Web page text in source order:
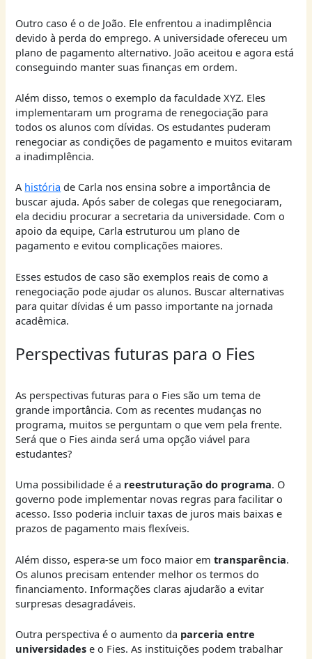
Outro caso é o de João. Ele enfrentou a inadimplência
devido à perda do emprego. A universidade ofereceu um
plano de pagamento alternativo. João aceitou e agora está
conseguindo manter suas finanças em ordem.
Além disso, temos o exemplo da faculdade XYZ. Eles
implementaram um programa de renegociação para
todos os alunos com dívidas. Os estudantes puderam
renegociar as condições de pagamento e muitos evitaram
a inadimplência.
A história de Carla nos ensina sobre a importância de
buscar ajuda. Após saber de colegas que renegociaram,
ela decidiu procurar a secretaria da universidade. Com o
apoio da equipe, Carla estruturou um plano de
pagamento e evitou complicações maiores.
Esses estudos de caso são exemplos reais de como a
renegociação pode ajudar os alunos. Buscar alternativas
para quitar dívidas é um passo importante na jornada
acadêmica.
Perspectivas futuras para o Fies
As perspectivas futuras para o Fies são um tema de
grande importância. Com as recentes mudanças no
programa, muitos se perguntam o que vem pela frente.
Será que o Fies ainda será uma opção viável para
estudantes?
Uma possibilidade é a reestruturação do programa. O
governo pode implementar novas regras para facilitar o
acesso. Isso poderia incluir taxas de juros mais baixas e
prazos de pagamento mais flexíveis.
Além disso, espera-se um foco maior emtransparência.
Os alunos precisam entender melhor os termos do
financiamento. Informações claras ajudarão a evitar
surpresas desagradáveis.
Outra perspectiva é o aumento da parceria entre
universidades e o Fies. As instituições podem trabalhar